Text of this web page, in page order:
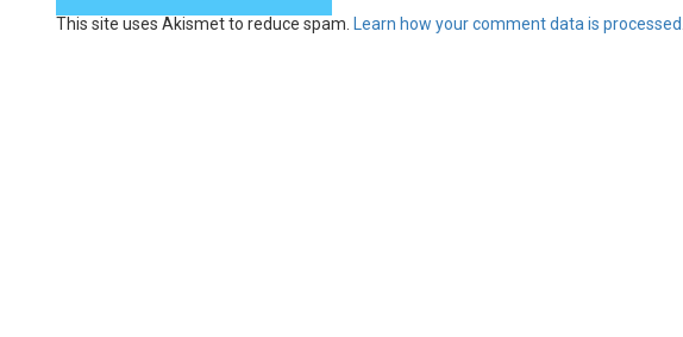
This site uses Akismet to reduce spam. Learn how your comment data is processed